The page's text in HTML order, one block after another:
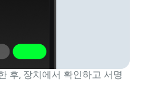
후, 장치에서 확인하고 서명